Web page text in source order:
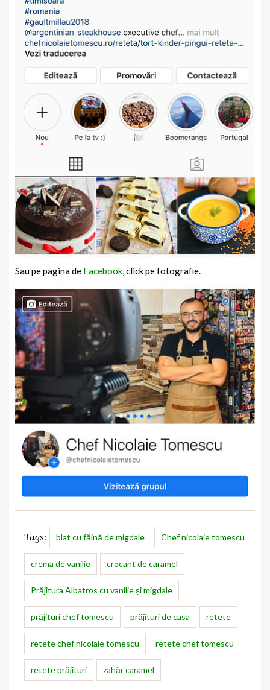
Sau pe pagina de Facebook,click pe fotografie.
Tags: blat cu făină de migdale Chef nicolaie tomescu
crema de vanilie crocant de caramel
Prăjitura Albatros cu vanilie și migdale
prăjituri chef tomescu prăjituri de casa retete
retete chef nicolaie tomescu retete chef tomescu
retete prăjituri zahăr caramel